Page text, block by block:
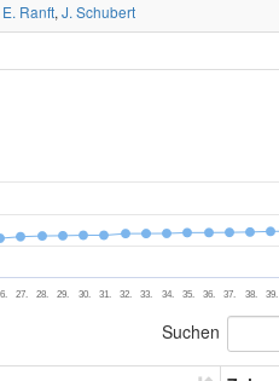
E. Ranft, J. Schubert
27. 28. 29. 30. 31. 32. 33. 34. 35. 36. 37. 38. 39.
Suchen